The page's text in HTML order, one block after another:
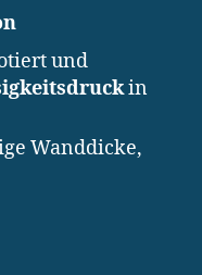
und
in
Wanddicke,